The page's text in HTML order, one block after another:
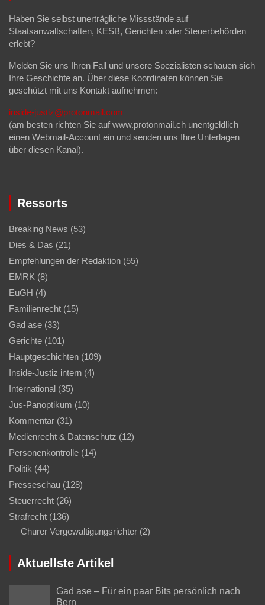
Haben Sie selbst unerträgliche Missstände auf
Staatsanwaltschaften, KESB, Gerichten oder Steuerbehörden
erlebt?
Melden Sie uns Ihren Fall und unsere Spezialisten schauen sich
Ihre Geschichte an. Über diese Koordinaten können Sie
geschützt mit uns Kontakt aufnehmen:
inside-justiz@protonmail.com
(am besten richten Sie auf www.protonmail.ch unentgeldlich
einen Webmail-Account ein und senden uns Ihre Unterlagen
über diesen Kanal).
Ressorts
Breaking News (53)
Dies & Das (21)
Empfehlungen der Redaktion (55)
EMRK (8)
EuGH (4)
Familienrecht (15)
Gad ase (33)
Gerichte (101)
Hauptgeschichten (109)
Inside-Justiz intern (4)
International (35)
Jus-Panoptikum (10)
Kommentar (31)
Medienrecht & Datenschutz (12)
Personenkontrolle (14)
Politik (44)
Presseschau (128)
Steuerrecht (26)
Strafrecht (136)
Churer Vergewaltigungsrichter (2)
Aktuellste Artikel
Gad ase – Für ein paar Bits persönlich nach
Bern